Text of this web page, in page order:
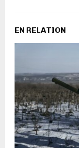
EN RELATION